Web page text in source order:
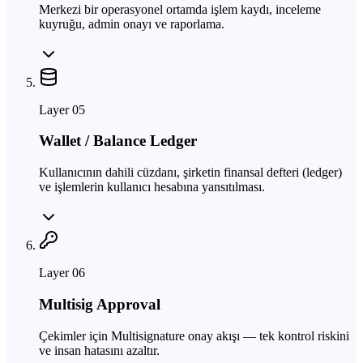
Merkezi bir operasyonel ortamda işlem kaydı, inceleme
kuyruğu, admin onayı ve raporlama.
Layer05
Wallet / Balance Ledger
Kullanıcının dahili cüzdanı, şirketin finansal defteri (ledger)
ve işlemlerin kullanıcı hesabına yansıtılması.
Layer06
Multisig Approval
Çekimler için Multisignature onay akışı — tek kontrol riskini
ve insan hatasını azaltır.